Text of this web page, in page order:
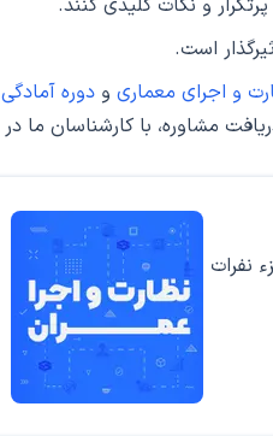
و نکات کلیدی کنند.
است.
و اجرای معماری ودوره آمادگی
مشاوره، با کارشناسان ما در
نفرات